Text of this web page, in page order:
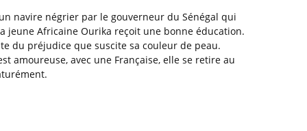
navire négrier par le gouverneur du Sénégal qui
jeune Africaine Ourika reçoit une bonne éducation.
du préjudice que suscite sa couleur de peau.
amoureuse, avec une Française, elle se retire au